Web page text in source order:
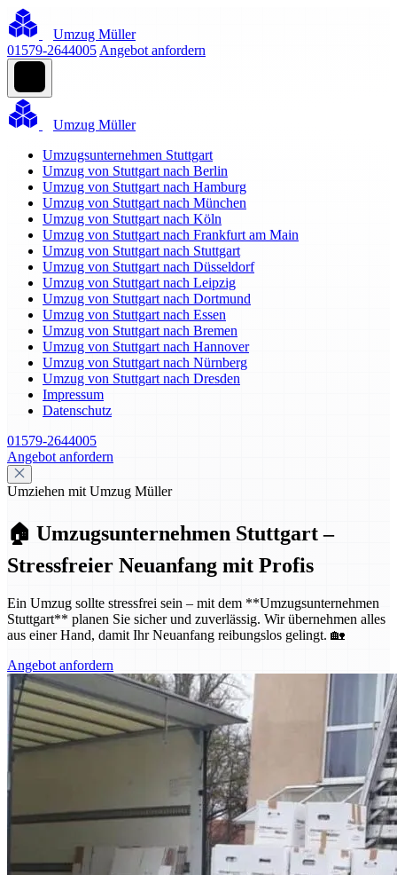
Umzug Müller
01579-2644005 Angebot anfordern
Umzug Müller
Umzugsunternehmen Stuttgart
Umzug von Stuttgart nach Berlin
Umzug von Stuttgart nach Hamburg
Umzug von Stuttgart nach München
Umzug von Stuttgart nach Köln
Umzug von Stuttgart nach Frankfurt am Main
Umzug von Stuttgart nach Stuttgart
Umzug von Stuttgart nach Düsseldorf
Umzug von Stuttgart nach Leipzig
Umzug von Stuttgart nach Dortmund
Umzug von Stuttgart nach Essen
Umzug von Stuttgart nach Bremen
Umzug von Stuttgart nach Hannover
Umzug von Stuttgart nach Nürnberg
Umzug von Stuttgart nach Dresden
Impressum
Datenschutz
01579-2644005
Angebot anfordern
Umziehen mit Umzug Müller
🏠 Umzugsunternehmen Stuttgart –
Stressfreier Neuanfang mit Profis
Ein Umzug sollte stressfrei sein – mit dem **Umzugsunternehmen
Stuttgart** planen Sie sicher und zuverlässig. Wir übernehmen alles
aus einer Hand, damit Ihr Neuanfang reibungslos gelingt. 🏡
Angebot anfordern